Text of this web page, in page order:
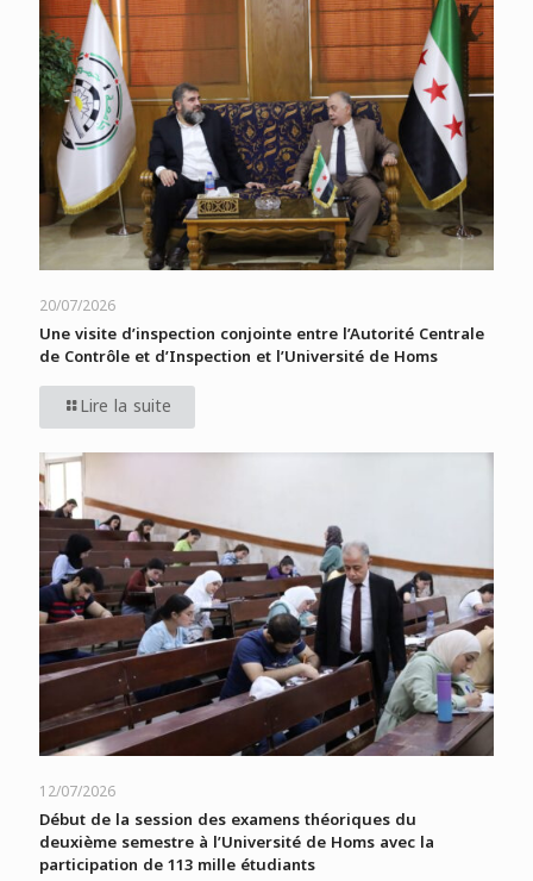
20/07/2026
Une visite d’inspection conjointe entre l’Autorité Centrale
de Contrôle et d’Inspection et l’Université de Homs
Lire la suite
12/07/2026
Début de la session des examens théoriques du
deuxième semestre à l’Université de Homs avec la
participation de 113 mille étudiants